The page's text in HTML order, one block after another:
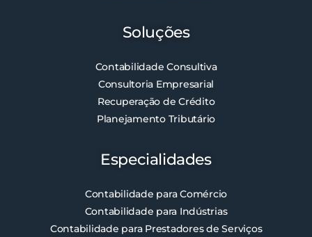
Soluções
Contabilidade Consultiva
Consultoria Empresarial
Recuperação de Crédito
Planejamento Tributário
Especialidades
Contabilidade para Comércio
Contabilidade para Indústrias
Contabilidade para Prestadores de Serviços